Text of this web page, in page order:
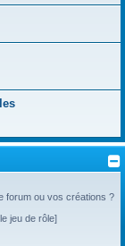
forum ou vos créations ?
jeu de rôle]